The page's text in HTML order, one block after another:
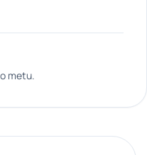
metu.